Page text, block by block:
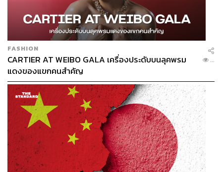
FASHION
CARTIER AT WEIBO GALA เครื่องประดับบนลุคพรม
แดงของแขกคนสำคัญ
...